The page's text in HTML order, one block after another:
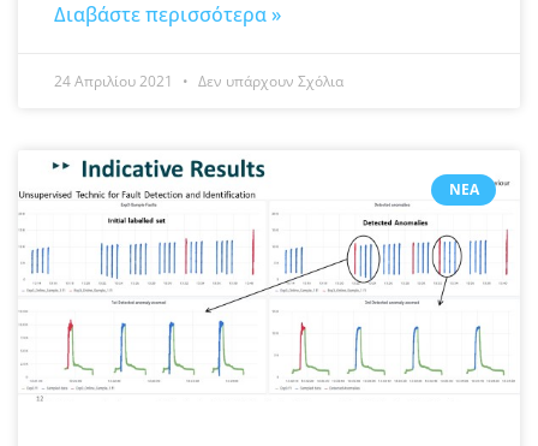
Διαβάστε περισσότερα »
24 Απριλίου 2021 Δεν υπάρχουν Σχόλια
ΝΈΑ